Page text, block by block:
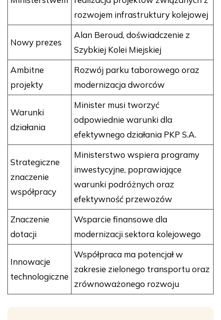
rozwojem infrastruktury kolejowej
Nowy prezes
Alan Beroud, doświadczenie z
Szybkiej Kolei Miejskiej
Ambitne
projekty
Rozwój parku taborowego oraz
modernizacja dworców
Warunki
działania
Minister musi tworzyć
odpowiednie warunki dla
efektywnego działania PKP S.A.
Strategiczne
znaczenie
współpracy
Ministerstwo wspiera programy
inwestycyjne, poprawiające
warunki podróżnych oraz
efektywność przewozów
Znaczenie
dotacji
Wsparcie finansowe dla
modernizacji sektora kolejowego
Innowacje
technologiczne
Współpraca ma potencjał w
zakresie zielonego transportu oraz
zrównoważonego rozwoju